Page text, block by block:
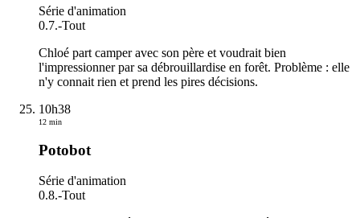
Série d'animation
0.7.-Tout
Chloé part camper avec son père et voudrait bien
l'impressionner par sa débrouillardise en forêt. Problème : elle
n'y connait rien et prend les pires décisions.
10h38
12 min
Potobot
Série d'animation
0.8.-Tout